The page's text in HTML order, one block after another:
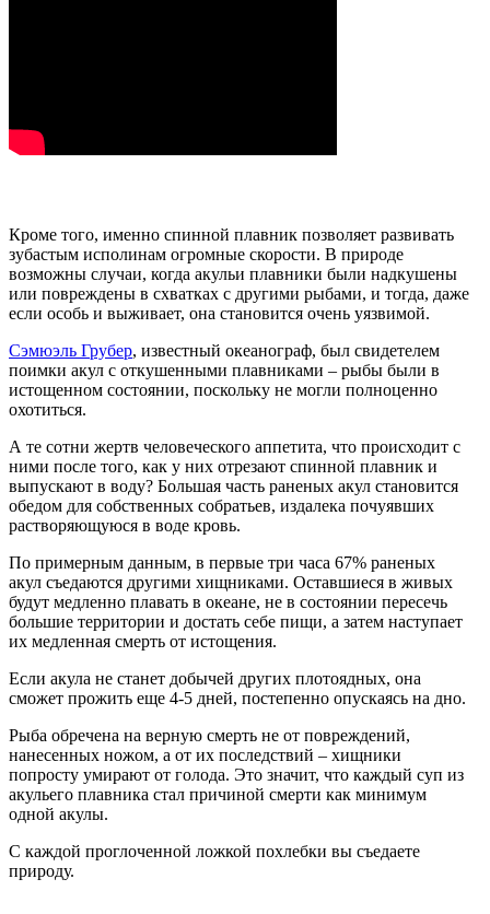
Кроме того, именно спинной плавник позволяет развивать
зубастым исполинам огромные скорости. В природе
возможны случаи, когда акульи плавники были надкушены
или повреждены в схватках с другими рыбами, и тогда, даже
если особь и выживает, она становится очень уязвимой.
Сэмюэль Грубер, известный океанограф, был свидетелем
поимки акул с откушенными плавниками – рыбы были в
истощенном состоянии, поскольку не могли полноценно
охотиться.
А те сотни жертв человеческого аппетита, что происходит с
ними после того, как у них отрезают спинной плавник и
выпускают в воду? Большая часть раненых акул становится
обедом для собственных собратьев, издалека почуявших
растворяющуюся в воде кровь.
По примерным данным, в первые три часа 67% раненых
акул съедаются другими хищниками. Оставшиеся в живых
будут медленно плавать в океане, не в состоянии пересечь
большие территории и достать себе пищи, а затем наступает
их медленная смерть от истощения.
Если акула не станет добычей других плотоядных, она
сможет прожить еще 4-5 дней, постепенно опускаясь на дно.
Рыба обречена на верную смерть не от повреждений,
нанесенных ножом, а от их последствий – хищники
попросту умирают от голода. Это значит, что каждый суп из
акульего плавника стал причиной смерти как минимум
одной акулы.
С каждой проглоченной ложкой похлебки вы съедаете
природу.